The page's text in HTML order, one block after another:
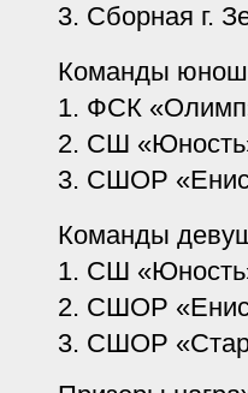
3. Сборная г.
Команды
1. ФСК
2. СШ
3. СШОР
Команды
1. СШ
2. СШОР
3. СШОР